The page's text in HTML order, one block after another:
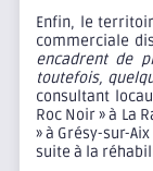
Enfin, le
commerciale
encadrent de
toutefois,
consultant
Roc Noir » à La
» à Grésy-sur-
suite à la